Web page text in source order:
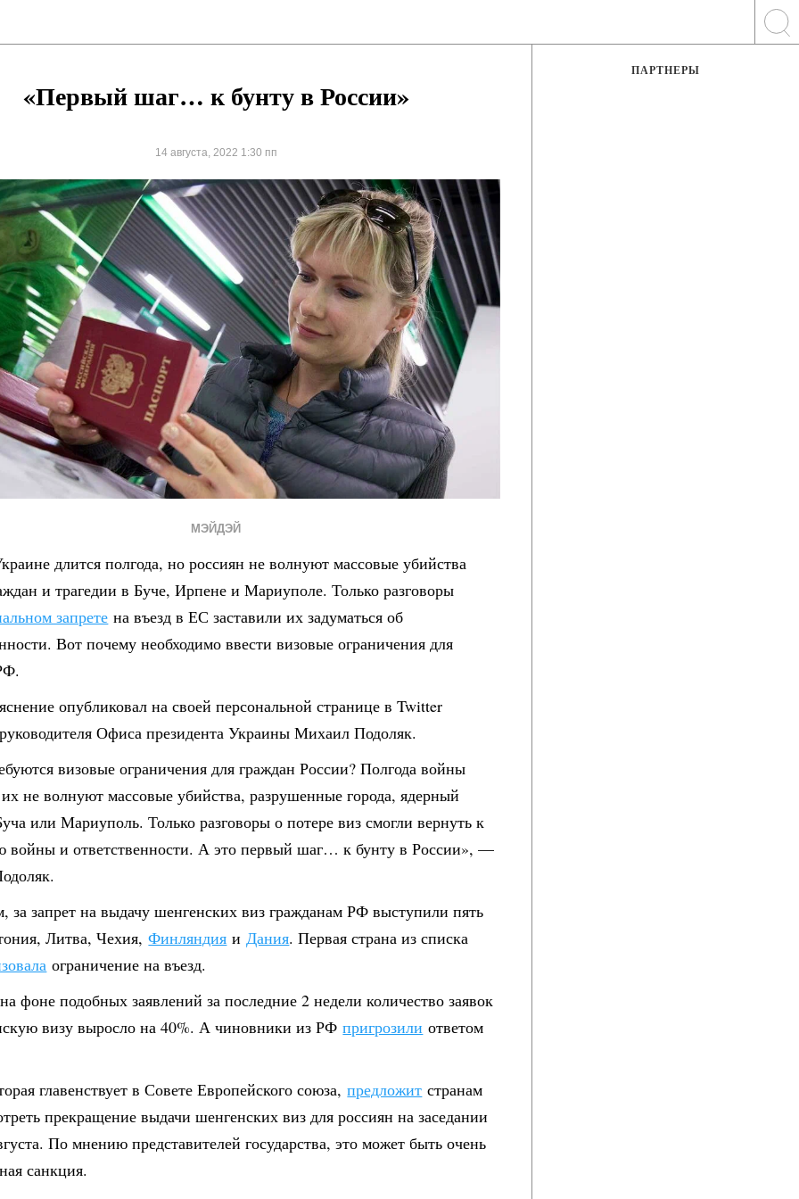
«Первый шаг… к бунту в России»
14 августа, 2022 1:30 пп
МЭЙДЭЙ
длится полгода, но россиян не волнуют массовые убийства
и трагедии в Буче, Ирпене и Мариуполе. Только разговоры
запрете на въезд в ЕС заставили их задуматься об
Вот почему необходимо ввести визовые ограничения для
опубликовал на своей персональной странице в Twitter
Офиса президента Украины Михаил Подоляк.
визовые ограничения для граждан России? Полгода войны
не волнуют массовые убийства, разрушенные города, ядерный
или Мариуполь. Только разговоры о потере виз смогли вернуть к
войны и ответственности. А это первый шаг… к бунту в России», —
за запрет на выдачу шенгенских виз гражданам РФ выступили пять
Литва, Чехия,Финляндия иДания. Первая страна из списка
ограничение на въезд.
фоне подобных заявлений за последние 2 недели количество заявок
визу выросло на 40%. А чиновники из РФпригрозили ответом
главенствует в Совете Европейского союза,предложит странам
прекращение выдачи шенгенских виз для россиян на заседании
По мнению представителей государства, это может быть очень
санкция.
ПАРТНЕРЫ